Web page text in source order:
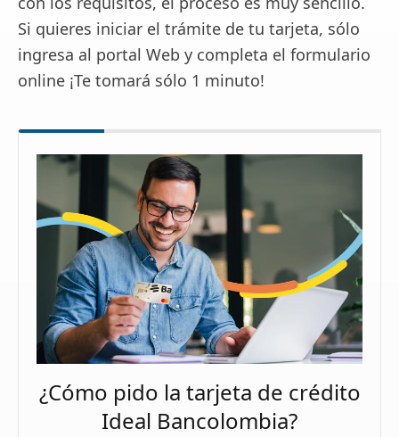
Si quieres iniciar el trámite de tu tarjeta, sólo
ingresa al portal Web y completa el formulario
online ¡Te tomará sólo 1 minuto!
¿Cómo pido la tarjeta de crédito
Ideal Bancolombia?